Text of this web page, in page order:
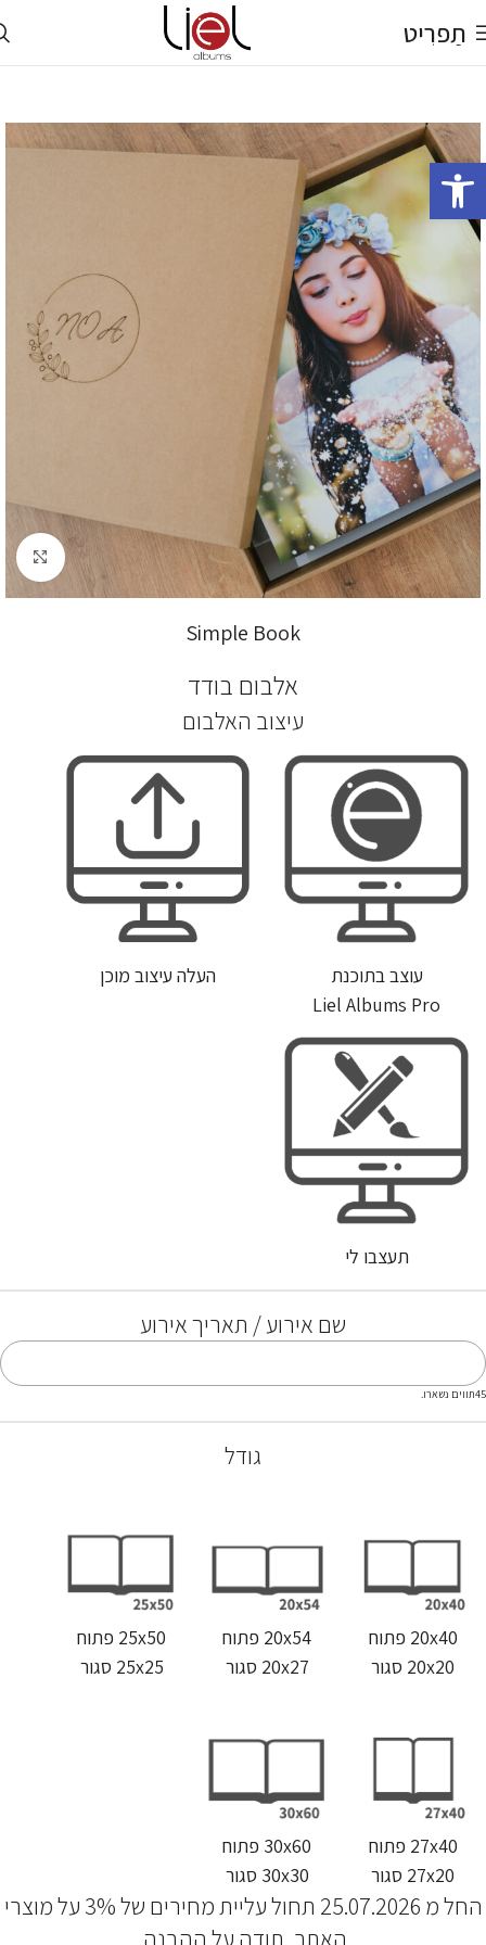
פתח סרגל נגישות
תַפרִיט
לחץ להגדלה
Simple Book
אלבום בודד
עיצוב האלבום
עוצב בתוכנת
Liel Albums Pro
העלה עיצוב מוכן
תעצבו לי
שם אירוע / תאריך אירוע
45תווים נשארו.
גודל
20x40 פתוח
20x20 סגור
20x54 פתוח
20x27 סגור
25x50 פתוח
25x25 סגור
27x40 פתוח
27x20 סגור
30x60 פתוח
30x30 סגור
החל מ 25.07.2026 תחול עליית מחירים של 3% על מוצרי
האתר, תודה על ההבנה.